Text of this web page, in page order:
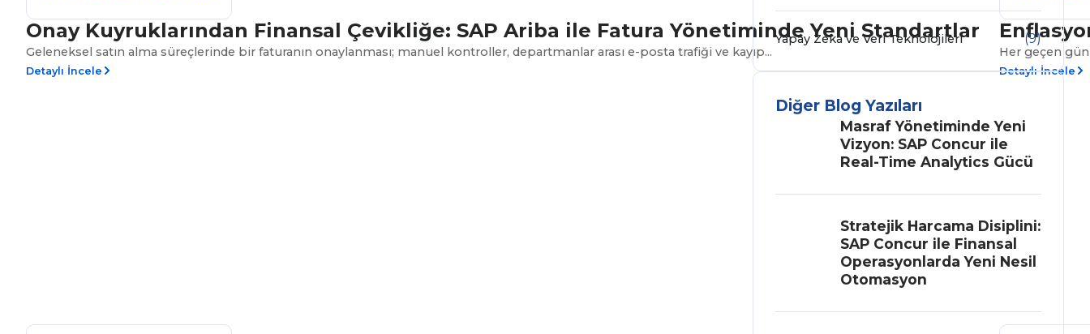
Onay Kuyruklarından Finansal Çevikliğe: SAP Ariba ile Fatura Yönetiminde Yeni Standartlar
Geleneksel satın alma süreçlerinde bir faturanın onaylanması; manuel kontroller, departmanlar arası e-posta trafiği ve kayıp...
Detaylı İncele
Her geçen
Detaylı İncele
Yapay Zeka ve Veri Teknolojileri (9)
Diğer Blog Yazıları
Masraf Yönetiminde Yeni
Vizyon: SAP Concur ile
Real-Time Analytics Gücü
Stratejik Harcama Disiplini:
SAP Concur ile Finansal
Operasyonlarda Yeni Nesil
Otomasyon